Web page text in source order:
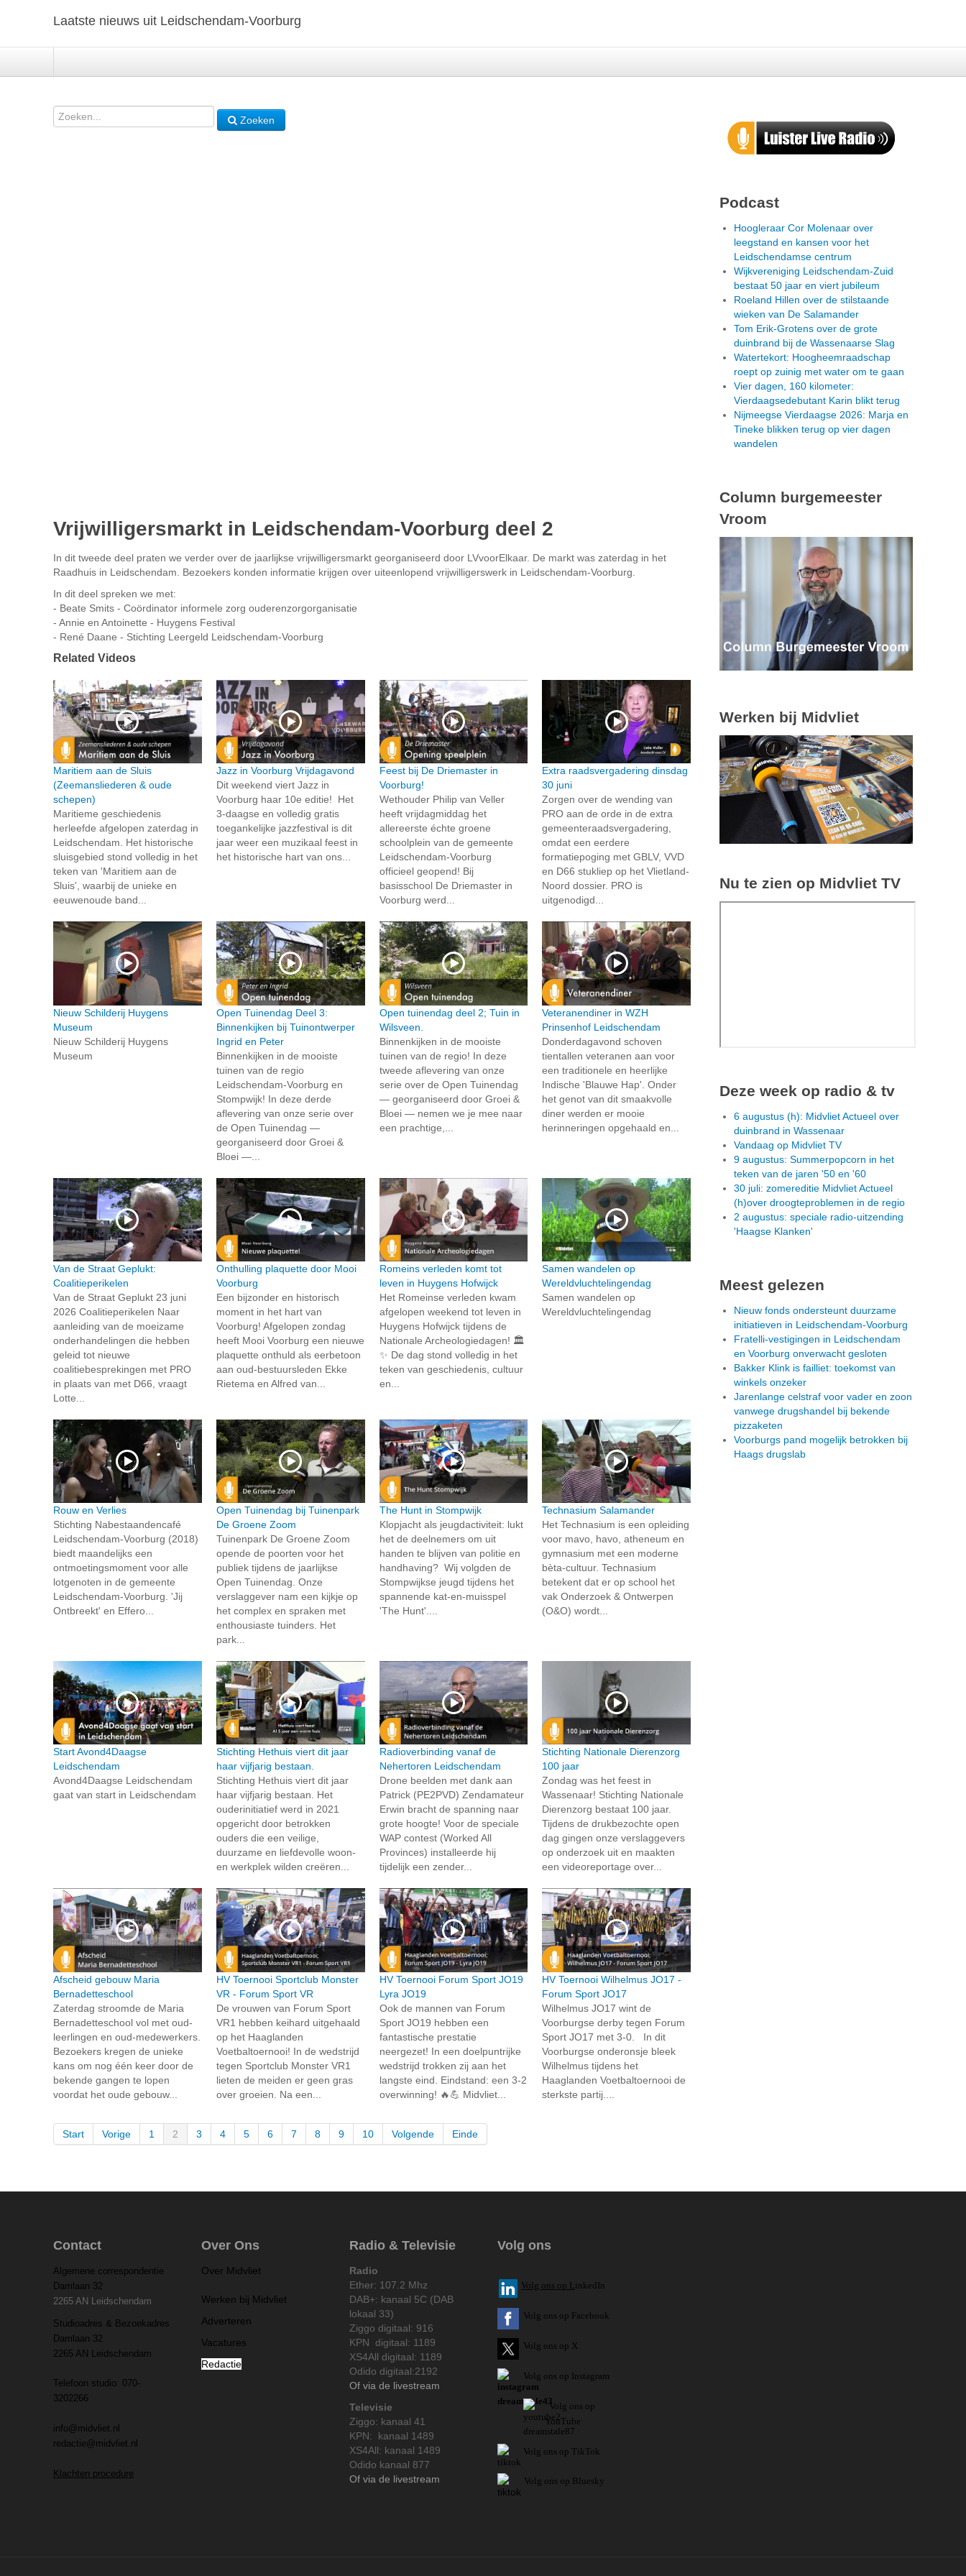
Laatste nieuws uit Leidschendam-Voorburg
Zoeken
Vrijwilligersmarkt in Leidschendam-Voorburg deel 2
In dit tweede deel praten we verder over de jaarlijkse vrijwilligersmarkt georganiseerd door LVvoorElkaar. De markt was zaterdag in het
Raadhuis in Leidschendam. Bezoekers konden informatie krijgen over uiteenlopend vrijwilligerswerk in Leidschendam-Voorburg.
In dit deel spreken we met:
- Beate Smits - Coördinator informele zorg ouderenzorgorganisatie
- Annie en Antoinette - Huygens Festival
- René Daane - Stichting Leergeld Leidschendam-Voorburg
Related Videos
Maritiem aan de Sluis
(Zeemansliederen & oude
schepen)
Maritieme geschiedenis
herleefde afgelopen zaterdag in
Leidschendam. Het historische
sluisgebied stond volledig in het
teken van 'Maritiem aan de
Sluis', waarbij de unieke en
eeuwenoude band...
Jazz in Voorburg Vrijdagavond
Dit weekend viert Jazz in
Voorburg haar 10e editie! Het
3-daagse en volledig gratis
toegankelijke jazzfestival is dit
jaar weer een muzikaal feest in
het historische hart van ons...
Feest bij De Driemaster in
Voorburg!
Wethouder Philip van Veller
heeft vrijdagmiddag het
allereerste échte groene
schoolplein van de gemeente
Leidschendam-Voorburg
officieel geopend! Bij
basisschool De Driemaster in
Voorburg werd...
Extra raadsvergadering dinsdag
30 juni
Zorgen over de wending van
PRO aan de orde in de extra
gemeenteraadsvergadering,
omdat een eerdere
formatiepoging met GBLV, VVD
en D66 stukliep op het Vlietland-
Noord dossier. PRO is
uitgenodigd...
Nieuw Schilderij Huygens
Museum
Nieuw Schilderij Huygens
Museum
Open Tuinendag Deel 3:
Binnenkijken bij Tuinontwerper
Ingrid en Peter
Binnenkijken in de mooiste
tuinen van de regio
Leidschendam-Voorburg en
Stompwijk! In deze derde
aflevering van onze serie over
de Open Tuinendag —
georganiseerd door Groei &
Bloei —...
Open tuinendag deel 2; Tuin in
Wilsveen.
Binnenkijken in de mooiste
tuinen van de regio! In deze
tweede aflevering van onze
serie over de Open Tuinendag
— georganiseerd door Groei &
Bloei — nemen we je mee naar
een prachtige,...
Veteranendiner in WZH
Prinsenhof Leidschendam
Donderdagavond schoven
tientallen veteranen aan voor
een traditionele en heerlijke
Indische 'Blauwe Hap'. Onder
het genot van dit smaakvolle
diner werden er mooie
herinneringen opgehaald en...
Van de Straat Geplukt:
Coalitieperikelen
Van de Straat Geplukt 23 juni
2026 Coalitieperikelen Naar
aanleiding van de moeizame
onderhandelingen die hebben
geleid tot nieuwe
coalitiebesprekingen met PRO
in plaats van met D66, vraagt
Lotte...
Onthulling plaquette door Mooi
Voorburg
Een bijzonder en historisch
moment in het hart van
Voorburg! Afgelopen zondag
heeft Mooi Voorburg een nieuwe
plaquette onthuld als eerbetoon
aan oud-bestuursleden Ekke
Rietema en Alfred van...
Romeins verleden komt tot
leven in Huygens Hofwijck
Het Romeinse verleden kwam
afgelopen weekend tot leven in
Huygens Hofwijck tijdens de
Nationale Archeologiedagen! 🏛️
✨ De dag stond volledig in het
teken van geschiedenis, cultuur
en...
Samen wandelen op
Wereldvluchtelingendag
Samen wandelen op
Wereldvluchtelingendag
Rouw en Verlies
Stichting Nabestaandencafé
Leidschendam-Voorburg (2018)
biedt maandelijks een
ontmoetingsmoment voor alle
lotgenoten in de gemeente
Leidschendam-Voorburg. 'Jij
Ontbreekt' en Effero...
Open Tuinendag bij Tuinenpark
De Groene Zoom
Tuinenpark De Groene Zoom
opende de poorten voor het
publiek tijdens de jaarlijkse
Open Tuinendag. Onze
verslaggever nam een kijkje op
het complex en spraken met
enthousiaste tuinders. Het
park...
The Hunt in Stompwijk
Klopjacht als jeugdactiviteit: lukt
het de deelnemers om uit
handen te blijven van politie en
handhaving? Wij volgden de
Stompwijkse jeugd tijdens het
spannende kat-en-muisspel
'The Hunt'....
Technasium Salamander
Het Technasium is een opleiding
voor mavo, havo, atheneum en
gymnasium met een moderne
bèta-cultuur. Technasium
betekent dat er op school het
vak Onderzoek & Ontwerpen
(O&O) wordt...
Start Avond4Daagse
Leidschendam
Avond4Daagse Leidschendam
gaat van start in Leidschendam
Stichting Hethuis viert dit jaar
haar vijfjarig bestaan.
Stichting Hethuis viert dit jaar
haar vijfjarig bestaan. Het
ouderinitiatief werd in 2021
opgericht door betrokken
ouders die een veilige,
duurzame en liefdevolle woon-
en werkplek wilden creëren...
Radioverbinding vanaf de
Nehertoren Leidschendam
Drone beelden met dank aan
Patrick (PE2PVD) Zendamateur
Erwin bracht de spanning naar
grote hoogte! Voor de speciale
WAP contest (Worked All
Provinces) installeerde hij
tijdelijk een zender...
Stichting Nationale Dierenzorg
100 jaar
Zondag was het feest in
Wassenaar! Stichting Nationale
Dierenzorg bestaat 100 jaar.
Tijdens de drukbezochte open
dag gingen onze verslaggevers
op onderzoek uit en maakten
een videoreportage over...
Afscheid gebouw Maria
Bernadetteschool
Zaterdag stroomde de Maria
Bernadetteschool vol met oud-
leerlingen en oud-medewerkers.
Bezoekers kregen de unieke
kans om nog één keer door de
bekende gangen te lopen
voordat het oude gebouw...
HV Toernooi Sportclub Monster
VR - Forum Sport VR
De vrouwen van Forum Sport
VR1 hebben keihard uitgehaald
op het Haaglanden
Voetbaltoernooi! In de wedstrijd
tegen Sportclub Monster VR1
lieten de meiden er geen gras
over groeien. Na een...
HV Toernooi Forum Sport JO19
Lyra JO19
Ook de mannen van Forum
Sport JO19 hebben een
fantastische prestatie
neergezet! In een doelpuntrijke
wedstrijd trokken zij aan het
langste eind. Eindstand: een 3-2
overwinning! 🔥💪 Midvliet...
HV Toernooi Wilhelmus JO17 -
Forum Sport JO17
Wilhelmus JO17 wint de
Voorburgse derby tegen Forum
Sport JO17 met 3-0. In dit
Voorburgse onderonsje bleek
Wilhelmus tijdens het
Haaglanden Voetbaltoernooi de
sterkste partij....
Start Vorige 1 2 3 4 5 6 7 8 9 10 Volgende Einde
Podcast
Hoogleraar Cor Molenaar over
leegstand en kansen voor het
Leidschendamse centrum
Wijkvereniging Leidschendam-Zuid
bestaat 50 jaar en viert jubileum
Roeland Hillen over de stilstaande
wieken van De Salamander
Tom Erik-Grotens over de grote
duinbrand bij de Wassenaarse Slag
Watertekort: Hoogheemraadschap
roept op zuinig met water om te gaan
Vier dagen, 160 kilometer:
Vierdaagsedebutant Karin blikt terug
Nijmeegse Vierdaagse 2026: Marja en
Tineke blikken terug op vier dagen
wandelen
Column burgemeester
Vroom
Werken bij Midvliet
Nu te zien op Midvliet TV
Deze week op radio & tv
6 augustus (h): Midvliet Actueel over
duinbrand in Wassenaar
Vandaag op Midvliet TV
9 augustus: Summerpopcorn in het
teken van de jaren '50 en '60
30 juli: zomereditie Midvliet Actueel
(h)over droogteproblemen in de regio
2 augustus: speciale radio-uitzending
'Haagse Klanken'
Meest gelezen
Nieuw fonds ondersteunt duurzame
initiatieven in Leidschendam-Voorburg
Fratelli-vestigingen in Leidschendam
en Voorburg onverwacht gesloten
Bakker Klink is failliet: toekomst van
winkels onzeker
Jarenlange celstraf voor vader en zoon
vanwege drugshandel bij bekende
pizzaketen
Voorburgs pand mogelijk betrokken bij
Haags drugslab
Contact
Algemene correspondentie
Damlaan 32
2265 AN Leidschendam
Studioadres & Bezoekadres
Damlaan 32
2265 AN Leidschendam
Telefoon studio: 070-
3202266
info@midvliet.nl
redactie@midvliet.nl
Klachten procedure
Over Ons
Over Midvliet
Werken bij Midvliet
Adverteren
Vacatures
Redactie
Radio & Televisie
Radio
Ether: 107.2 Mhz
DAB+: kanaal 5C (DAB
lokaal 33)
Ziggo digitaal: 916
KPN digitaal: 1189
XS4All digitaal: 1189
Odido digitaal:2192
Of via de livestream
Televisie
Ziggo: kanaal 41
KPN: kanaal 1489
XS4All: kanaal 1489
Odido kanaal 877
Of via de livestream
Volg ons
Volg ons op L inkedIn
Volg ons op Facebook
Volg ons op X
Volg ons op Instagram
Volg ons op
YouTube
Volg ons op TikTok
Volg ons op Bluesky